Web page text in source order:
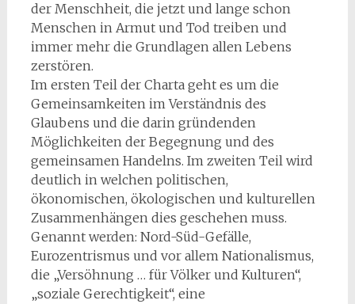
der Menschheit, die jetzt und lange schon
Menschen in Armut und Tod treiben und
immer mehr die Grundlagen allen Lebens
zerstören.
Im ersten Teil der Charta geht es um die
Gemeinsamkeiten im Verständnis des
Glaubens und die darin gründenden
Möglichkeiten der Begegnung und des
gemeinsamen Handelns. Im zweiten Teil wird
deutlich in welchen politischen,
ökonomischen, ökologischen und kulturellen
Zusammenhängen dies geschehen muss.
Genannt werden: Nord-Süd-Gefälle,
Eurozentrismus und vor allem Nationalismus,
die „Versöhnung … für Völker und Kulturen“,
„soziale Gerechtigkeit“, eine